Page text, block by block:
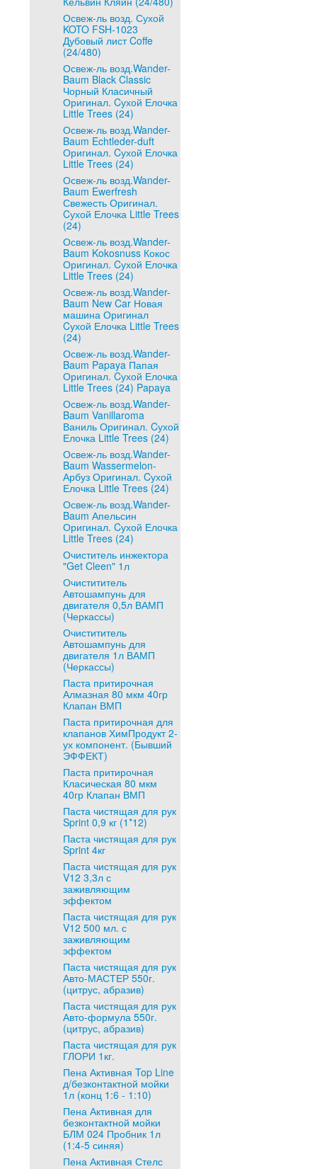
Освеж-ль возд. Сухой
KOTO FSH-1023
Дубовый лист Coffe
(24/480)
Освеж-ль возд.Wander-
Baum Black Classic
Чорный Класичный
Оригинал. Cухой Елочка
Little Trees (24)
Освеж-ль возд.Wander-
Baum Echtleder-duft
Оригинал. Cухой Елочка
Little Trees (24)
Освеж-ль возд.Wander-
Baum Ewerfresh
Свежесть Оригинал.
Cухой Елочка Little Trees
(24)
Освеж-ль возд.Wander-
Baum Kokosnuss Кокос
Оригинал. Cухой Елочка
Little Trees (24)
Освеж-ль возд.Wander-
Baum New Car Новая
машина Оригинал
Cухой Елочка Little Trees
(24)
Освеж-ль возд.Wander-
Baum Papaya Папая
Оригинал. Cухой Елочка
Little Trees (24) Papaya
Освеж-ль возд.Wander-
Baum Vanillaroma
Ваниль Оригинал. Cухой
Елочка Little Trees (24)
Освеж-ль возд.Wander-
Baum Wassermelon-
Арбуз Оригинал. Cухой
Елочка Little Trees (24)
Освеж-ль возд.Wander-
Baum Апельсин
Оригинал. Cухой Елочка
Little Trees (24)
Очиститель инжектора
"Get Cleen" 1л
Очистититель
Автошампунь для
двигателя 0,5л ВАМП
(Черкассы)
Очистититель
Автошампунь для
двигателя 1л ВАМП
(Черкассы)
Паста притирочная
Алмазная 80 мкм 40гр
Клапан ВМП
Паста притирочная для
клапанов ХимПродукт 2-
ух компонент. (Бывший
ЭФФЕКТ)
Паста притирочная
Класическая 80 мкм
40гр Клапан ВМП
Паста чистящая для рук
Sprint 0,9 кг (1*12)
Паста чистящая для рук
Sprint 4кг
Паста чистящая для рук
V12 3,3л с
заживляющим
эффектом
Паста чистящая для рук
V12 500 мл. с
заживляющим
эффектом
Паста чистящая для рук
Авто-МАСТЕР 550г.
(цитрус, абразив)
Паста чистящая для рук
Авто-формула 550г.
(цитрус, абразив)
Паста чистящая для рук
ГЛОРИ 1кг.
Пена Активная Top Line
д/безконтактной мойки
1л (конц 1:6 - 1:10)
Пена Активная для
безконтактной мойки
БЛМ 024 Пробник 1л
(1:4-5 синяя)
Пена Активная Стелс